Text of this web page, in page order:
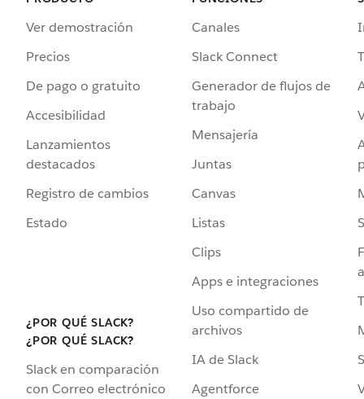
Ver demostración
Precios
De pago o gratuito
Accesibilidad
Lanzamientos
destacados
Registro de cambios
Estado
¿POR QUÉ SLACK?
¿POR QUÉ SLACK?
Slack en comparación
con Correo electrónico
Canales
Slack Connect
Generador de flujos de
trabajo
Mensajería
Juntas
Canvas
Listas
Clips
Apps e integraciones
Uso compartido de
archivos
IA de Slack
Agentforce